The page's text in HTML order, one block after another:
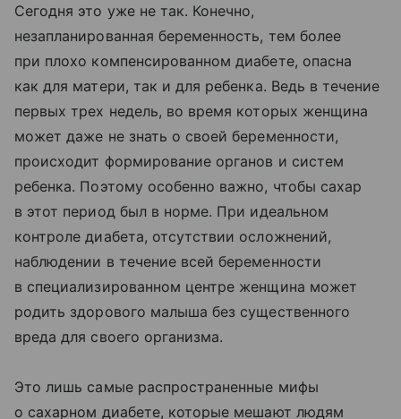
Сегодня это уже не так. Конечно,
незапланированная беременность, тем более
при плохо компенсированном диабете, опасна
как для матери, так и для ребенка. Ведь в течение
первых трех недель, во время которых женщина
может даже не знать о своей беременности,
происходит формирование органов и систем
ребенка. Поэтому особенно важно, чтобы сахар
в этот период был в норме. При идеальном
контроле диабета, отсутствии осложнений,
наблюдении в течение всей беременности
в специализированном центре женщина может
родить здорового малыша без существенного
вреда для своего организма.
Это лишь самые распространенные мифы
о сахарном диабете, которые мешают людям